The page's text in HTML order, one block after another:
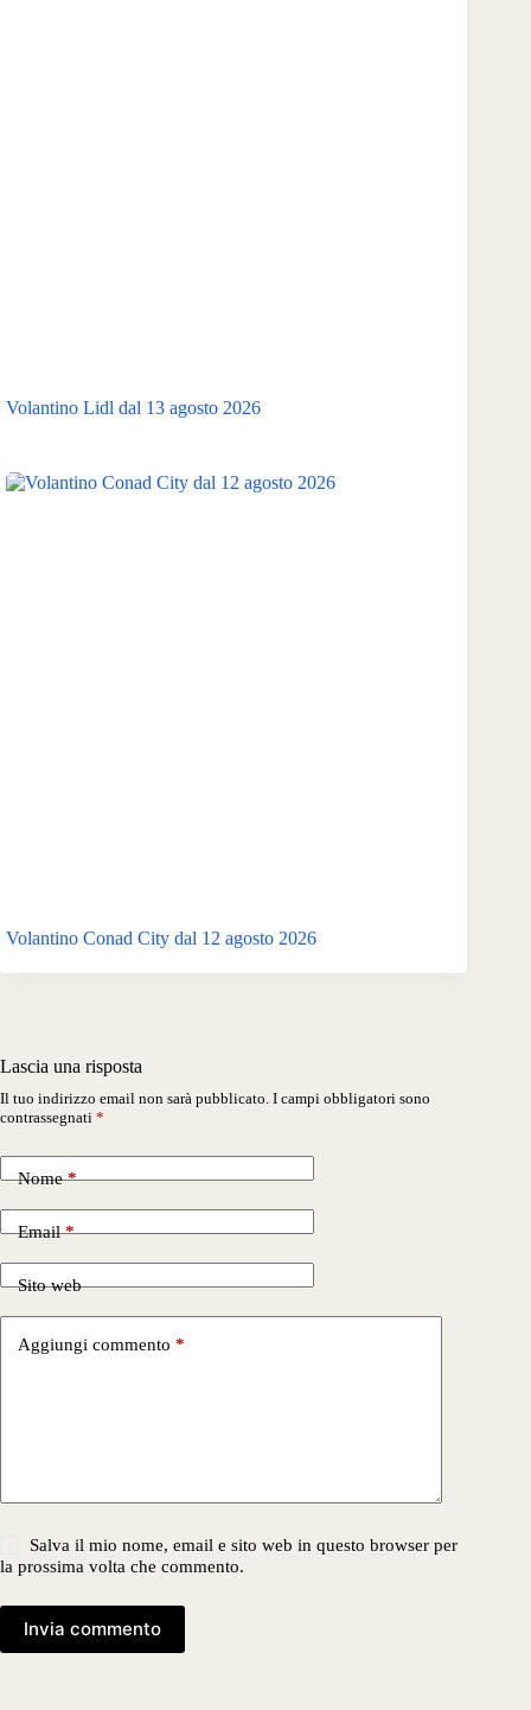
Volantino Lidl dal 13 agosto 2026
Volantino Conad City dal 12 agosto 2026
Lascia una risposta
Il tuo indirizzo email non sarà pubblicato. I campi obbligatori sono
contrassegnati *
Nome*
Email*
Sito web
Aggiungi commento *
Salva il mio nome, email e sito web in questo browser per
la prossima volta che commento.
Invia commento